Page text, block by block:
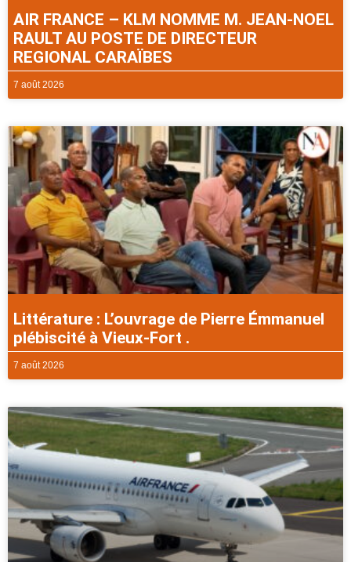
AIR FRANCE – KLM NOMME M. JEAN-NOEL
RAULT AU POSTE DE DIRECTEUR
REGIONAL CARAÏBES
7 août 2026
Littérature : L’ouvrage de Pierre Émmanuel
plébiscité à Vieux-Fort .
7 août 2026